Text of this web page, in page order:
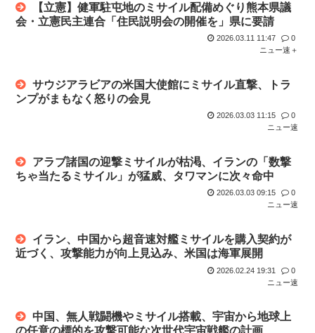
【立憲】健軍駐屯地のミサイル配備めぐり熊本県議
会・立憲民主連合「住民説明会の開催を」県に要請
2026.03.11 11:47
0
ニュー速＋
サウジアラビアの米国大使館にミサイル直撃、トラ
ンプがまもなく怒りの会見
2026.03.03 11:15
0
ニュー速
アラブ諸国の迎撃ミサイルが枯渇、イランの「数撃
ちゃ当たるミサイル」が猛威、タワマンに次々命中
2026.03.03 09:15
0
ニュー速
イラン、中国から超音速対艦ミサイルを購入契約が
近づく、攻撃能力が向上見込み、米国は海軍展開
2026.02.24 19:31
0
ニュー速
中国、無人戦闘機やミサイル搭載、宇宙から地球上